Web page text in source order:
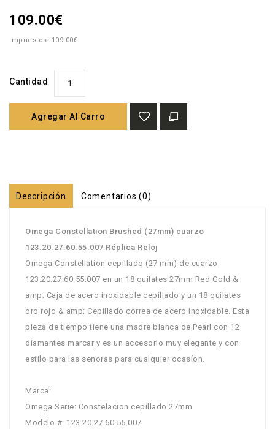
109.00€
Impuestos: 109.00€
Cantidad
Agregar Al Carro
Descripción Comentarios (0)
Omega Constellation Brushed (27mm) cuarzo
123.20.27.60.55.007 Réplica Reloj
Omega Constellation cepillado (27 mm) de cuarzo
123.20.27.60.55.007 en un 18 quilates 27mm Red Gold &
amp; Caja de acero inoxidable cepillado y un 18 quilates
oro rojo & amp; Cepillado correa de acero inoxidable. Esta
pieza de tiempo tiene una madre blanca de Pearl con 12
diamantes marcar y es un accesorio muy elegante y con
estilo para las senoras para cualquier ocasíon.
Marca:
Omega Serie: Constelacion cepillado 27mm
Modelo #: 123.20.27.60.55.007